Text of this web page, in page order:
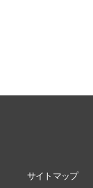
サイトマップ